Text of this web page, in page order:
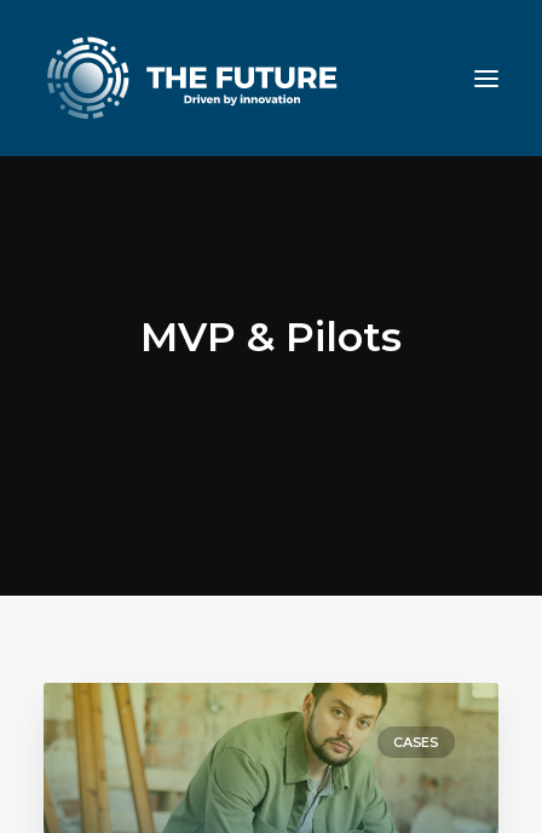
MVP & Pilots
CASES